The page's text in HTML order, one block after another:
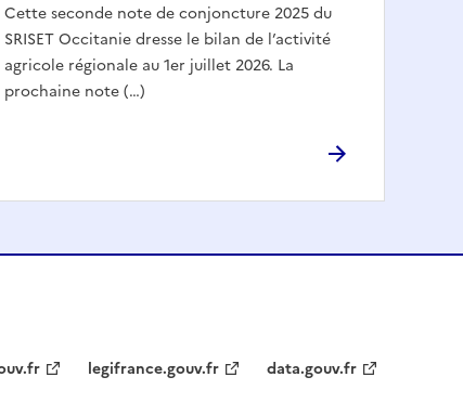
Cette seconde note de conjoncture 2025 du
SRISET Occitanie dresse le bilan de l’activité
agricole régionale au 1er juillet 2026. La
prochaine note (…)
legifrance.gouv.fr data.gouv.fr